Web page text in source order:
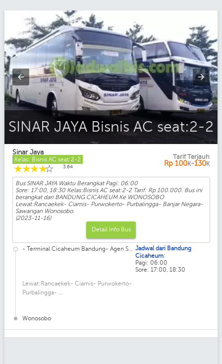
SINAR JAYA Bisnis AC seat:2-2
Sinar Jaya
Kelas: Bisnis AC seat:2-2
☆
☆
☆
☆
☆ 3.64
Tarif Terjauh
Rp 100K-130K
Bus SINAR JAYA Waktu Berangkat Pagi: 06:00
Sore: 17:00, 18:30 Kelas:Bisnis AC seat:2-2 Tarif: Rp 100.000. Bus ini
berangkat dari BANDUNG CICAHEUM Ke WONOSOBO
Lewat:Rancaekek- Ciamis- Purwokerto- Purbalingga- Banjar Negara-
Sawangan Wonosobo.
(2023-11-16)
Detail Info Bus
- Terminal Cicaheum Bandung- Agen S...
Lewat:Rancaekek- Ciamis- Purwokerto-
Purbalingga- ...
Wonosobo
Jadwal dari Bandung
Cicaheum:
Pagi: 06:00
Sore: 17:00, 18:30